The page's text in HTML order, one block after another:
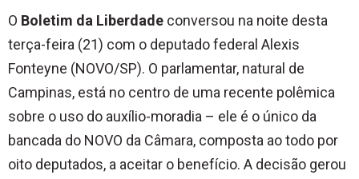
O Boletim da Liberdade conversou na noite desta
terça-feira (21) com o deputado federal Alexis
Fonteyne (NOVO/SP). O parlamentar, natural de
Campinas, está no centro de uma recente polêmica
sobre o uso do auxílio-moradia – ele é o único da
bancada do NOVO da Câmara, composta ao todo por
oito deputados, a aceitar o benefício. A decisão gerou